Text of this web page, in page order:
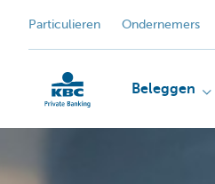
Particulieren Ondernemers
Beleggen